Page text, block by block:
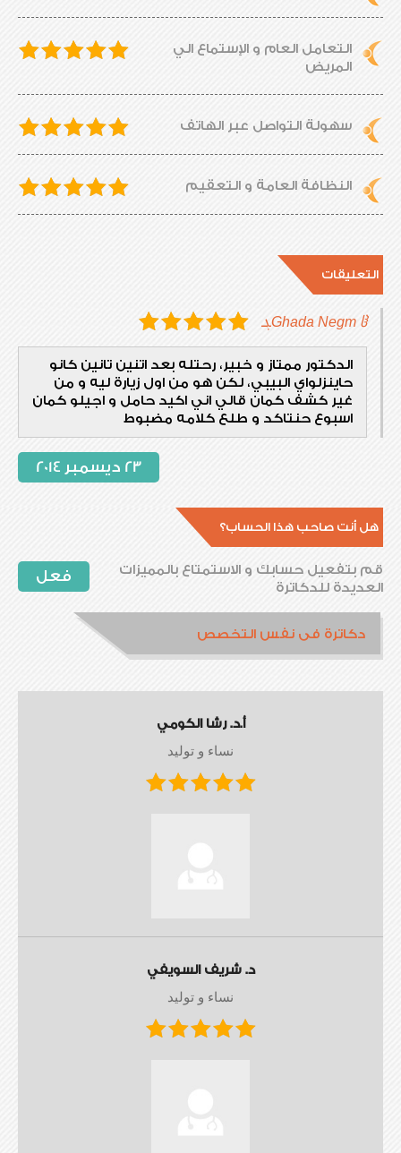
التعامل العام و الإستماع الي
المريض
سهولة التواصل عبر الهاتف
النظافة العامة و التعقيم
التعليقات
Ghada Negm ჱܓ
الدكتور ممتاز و خبير، رحتله بعد اتنين تانين كانو
حاينزلواي البيبي، لكن هو من اول زيارة ليه و من
غير كشف كمان قالي اني اكيد حامل و اجيلو كمان
اسبوع حنتاكد و طلع كلامه مضبوط
23 ديسمبر 2014
هل أنت صاحب هذا الحساب؟
فعل
قم بتفعيل حسابك و الاستمتاع بالمميزات
العديدة للدكاترة
دكاترة فى نفس التخصص
أ.د. رشا الكومي
نساء و توليد
د. شريف السويفي
نساء و توليد